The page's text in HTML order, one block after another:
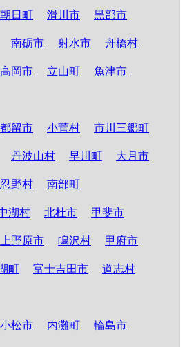
朝日町 滑川市 黒部市
南砺市 射水市 舟橋村
高岡市 立山町 魚津市
都留市 小菅村 市川三郷町
丹波山村 早川町 大月市
忍野村 南部町
湖村 北杜市 甲斐市
上野原市 鳴沢村 甲府市
町 富士吉田市 道志村
小松市 内灘町 輪島市